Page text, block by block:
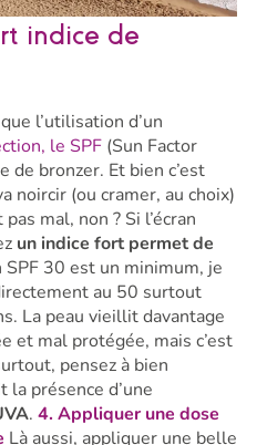
indice de
l’utilisation d’un
le SPF(Sun Factor
de bronzer. Et bien c’est
noircir (ou cramer, au choix)
mal, non ? Si l’écran
un indice fort permet de
SPF 30 est un minimum, je
au 50 surtout
La peau vieillit davantage
et mal protégée, mais c’est
pensez à bien
présence d’une
. 4. Appliquer une dose
Là aussi, appliquer une belle